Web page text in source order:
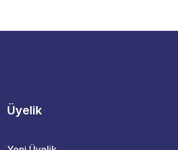
Üyelik